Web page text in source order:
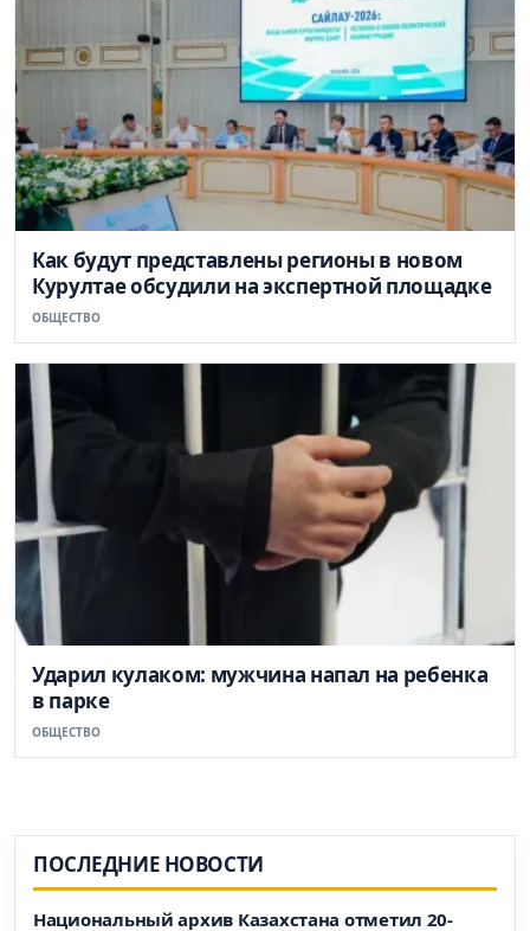
Как будут представлены регионы в новом
Курултае обсудили на экспертной площадке
ОБЩЕСТВО
Ударил кулаком: мужчина напал на ребенка
в парке
ОБЩЕСТВО
ПОСЛЕДНИЕ НОВОСТИ
Национальный архив Казахстана отметил 20-